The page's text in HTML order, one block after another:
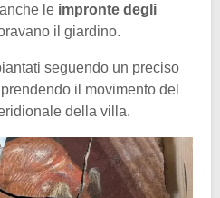
le impronte degli
il giardino.
seguendo un preciso
il movimento del
della villa.